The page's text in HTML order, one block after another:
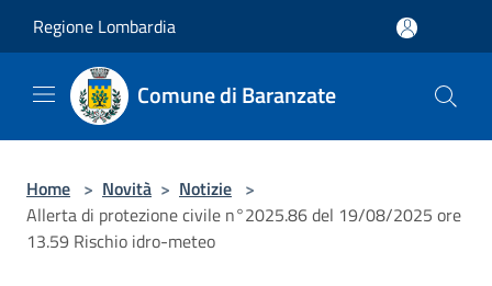
Regione Lombardia
Comune di Baranzate
Home > Novità > Notizie >
Allerta di protezione civile n°2025.86 del 19/08/2025 ore
13.59 Rischio idro-meteo